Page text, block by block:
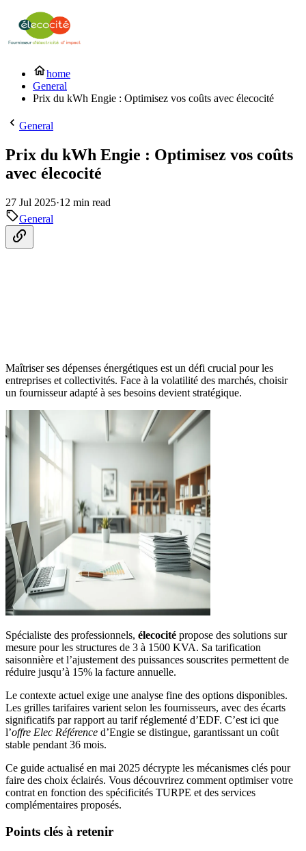
home
General
Prix du kWh Engie : Optimisez vos coûts avec élecocité
General
Prix du kWh Engie : Optimisez vos coûts
avec élecocité
27 Jul 2025·12 min read
General
Maîtriser ses dépenses énergétiques est un défi crucial pour les
entreprises et collectivités. Face à la volatilité des marchés, choisir
un fournisseur adapté à ses besoins devient stratégique.
Spécialiste des professionnels, élecocité propose des solutions sur
mesure pour les structures de 3 à 1500 KVA. Sa tarification
saisonnière et l’ajustement des puissances souscrites permettent de
réduire jusqu’à 15% la facture annuelle.
Le contexte actuel exige une analyse fine des options disponibles.
Les grilles tarifaires varient selon les fournisseurs, avec des écarts
significatifs par rapport au tarif réglementé d’EDF. C’est ici que
l’offre Elec Référence d’Engie se distingue, garantissant un coût
stable pendant 36 mois.
Ce guide actualisé en mai 2025 décrypte les mécanismes clés pour
faire des choix éclairés. Vous découvrirez comment optimiser votre
contrat en fonction des spécificités TURPE et des services
complémentaires proposés.
Points clés à retenir